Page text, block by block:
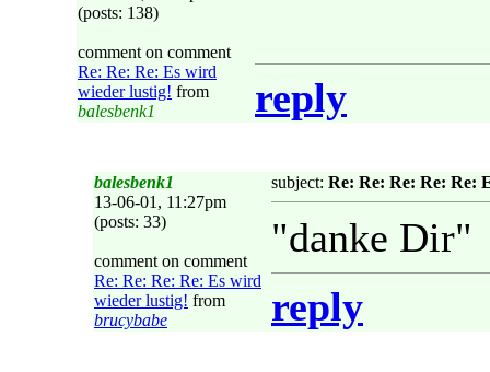
(posts: 138)
comment on comment
Re: Re: Re: Es wird
wieder lustig! from
balesbenk1
reply
balesbenk1
13-06-01, 11:27pm
(posts: 33)
comment on comment
Re: Re: Re: Re: Es wird
wieder lustig! from
brucybabe
subject: Re: Re: Re: Re: Re:
"danke Dir"
reply